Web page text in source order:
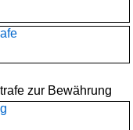
zur Bewährung